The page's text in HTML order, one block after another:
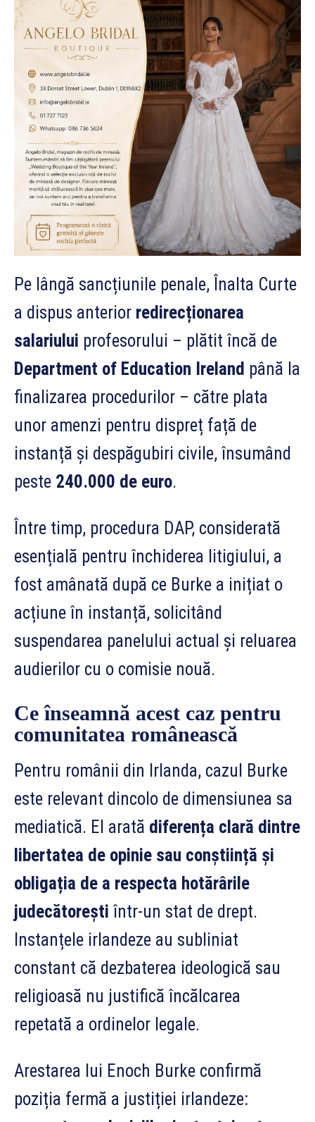
Pe lângă sancțiunile penale, Înalta Curte
a dispus anterior redirecționarea
salariului profesorului – plătit încă de
Department of Education Ireland până la
finalizarea procedurilor – către plata
unor amenzi pentru dispreț față de
instanță și despăgubiri civile, însumând
peste 240.000 de euro.
Între timp, procedura DAP, considerată
esențială pentru închiderea litigiului, a
fost amânată după ce Burke a inițiat o
acțiune în instanță, solicitând
suspendarea panelului actual și reluarea
audierilor cu o comisie nouă.
Ce înseamnă acest caz pentru
comunitatea românească
Pentru românii din Irlanda, cazul Burke
este relevant dincolo de dimensiunea sa
mediatică. El arată diferența clară dintre
libertatea de opinie sau conștiință și
obligația de a respecta hotărârile
judecătorești într-un stat de drept.
Instanțele irlandeze au subliniat
constant că dezbaterea ideologică sau
religioasă nu justifică încălcarea
repetată a ordinelor legale.
Arestarea lui Enoch Burke confirmă
poziția fermă a justiției irlandeze: